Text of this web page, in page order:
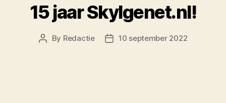
15 jaar Skylgenet.nl!
Post
By Redactie
Post10 september 2022